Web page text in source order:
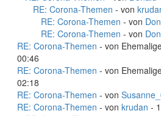
RE: Corona-Themen - von
RE: Corona-Themen - von
RE: Corona-Themen - von
RE: Corona-Themen - von
00:46
RE: Corona-Themen - von
02:18
RE: Corona-Themen - von
RE: Corona-Themen - von krudan -